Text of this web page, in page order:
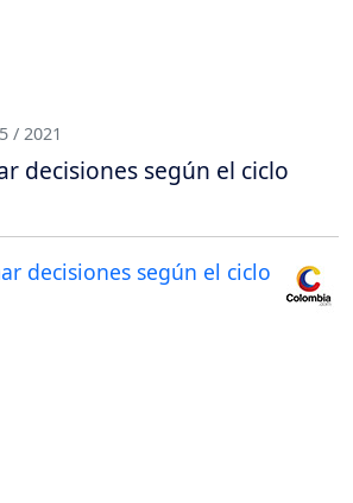
/ 2021
decisiones según el ciclo